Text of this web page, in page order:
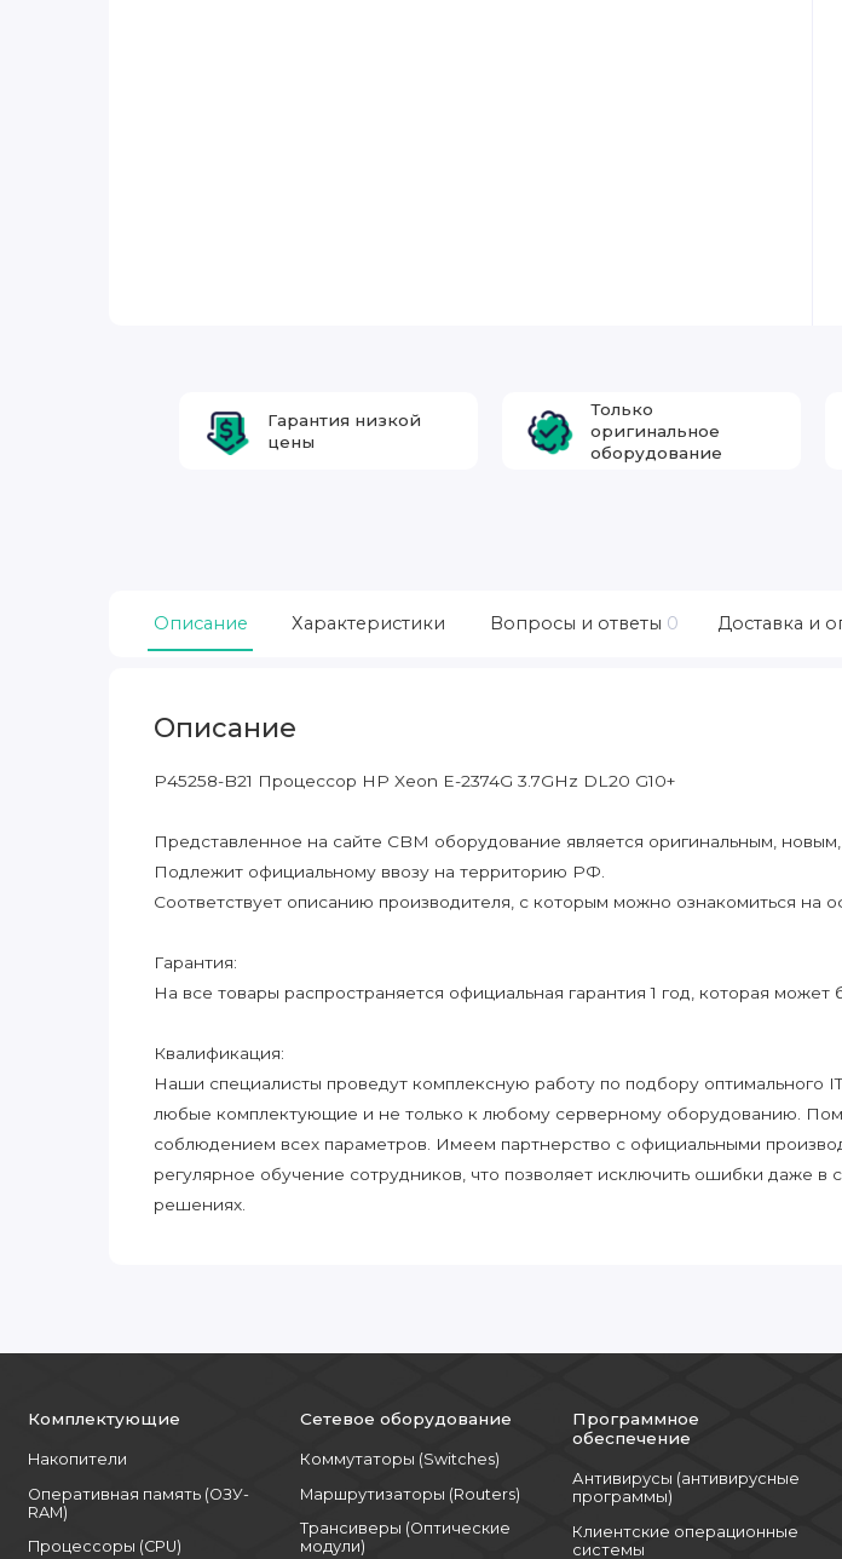
Гарантия низкой
цены
Только
оригинальное
оборудование
Описание Характеристики Вопросы и ответы 0 Доставка и
Описание
P45258-B21 Процессор HP Xeon E-2374G 3.7GHz DL20 G10+
Представленное на сайте CBM оборудование является оригинальным, новым,
Подлежит официальному ввозу на территорию РФ.
Соответствует описанию производителя, с которым можно ознакомиться на
Гарантия:
На все товары распространяется официальная гарантия 1 год, которая может
Квалификация:
Наши специалисты проведут комплексную работу по подбору оптимального
любые комплектующие и не только к любому серверному оборудованию.
соблюдением всех параметров. Имеем партнерство с официальными
регулярное обучение сотрудников, что позволяет исключить ошибки даже в
решениях.
Комплектующие
Накопители
Оперативная память (ОЗУ-
RAM)
Процессоры (CPU)
Сетевое оборудование
Коммутаторы (Switches)
Маршрутизаторы (Routers)
Трансиверы (Оптические
модули)
Программное
обеспечение
Антивирусы (антивирусные
программы)
Клиентские операционные
системы